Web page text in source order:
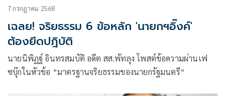
7 กรกฎาคม 2568
เฉลย! จริยธรรม 6 ข้อหลัก 'นายกฯอิ๊งค์'
ต้องยึดปฎิบัติ
นายนิพิฏฐ์ อินทรสมบัติ อดีต สส.พัทลุง โพสต์ข้อความผ่านเฟ
ซบุ๊กในหัวข้อ “มาตรฐานจริยธรรมของนายกรัฐมนตรี”